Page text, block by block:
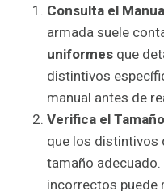
Consulta el
armada suele
uniformes que
distintivos
manual antes de
Verifica el
que los distintivos
tamaño
incorrectos puede